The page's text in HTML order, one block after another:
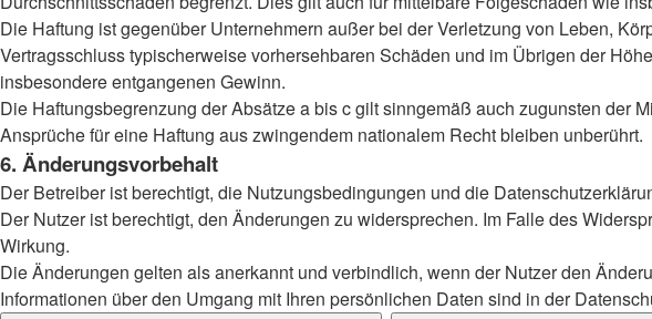
Die Haftung ist gegenüber Unternehmern außer bei der Verletzung von Leben,
Vertragsschluss typischerweise vorhersehbaren Schäden und im Übrigen der
insbesondere entgangenen Gewinn.
Die Haftungsbegrenzung der Absätze a bis c gilt sinngemäß auch zugunsten der
Ansprüche für eine Haftung aus zwingendem nationalem Recht bleiben unberührt.
6. Änderungsvorbehalt
Der Betreiber ist berechtigt, die Nutzungsbedingungen und die
Der Nutzer ist berechtigt, den Änderungen zu widersprechen. Im Falle des
Wirkung.
Die Änderungen gelten als anerkannt und verbindlich, wenn der Nutzer den
Informationen über den Umgang mit Ihren persönlichen Daten sind in der